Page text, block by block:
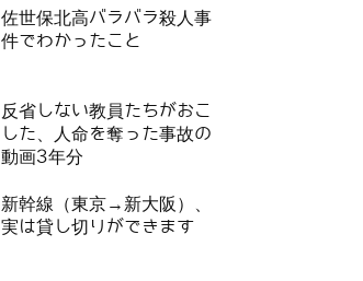
佐世保北高バラバラ殺人事
件でわかったこと
反省しない教員たちがおこ
した、人命を奪った事故の
動画3年分
新幹線（東京→新大阪）、
実は貸し切りができます